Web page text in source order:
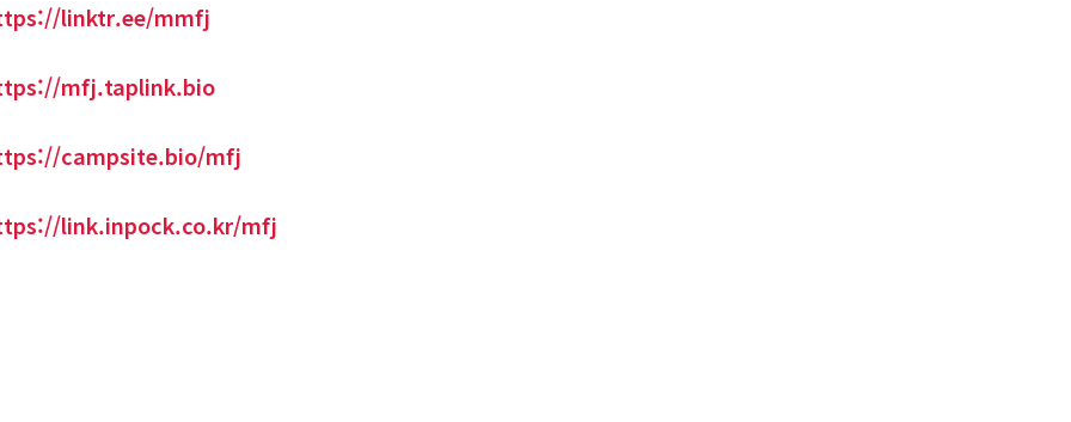
linktr.ee/mmfj
mfj.taplink.bio
campsite.bio/mfj
link.inpock.co.kr/mfj